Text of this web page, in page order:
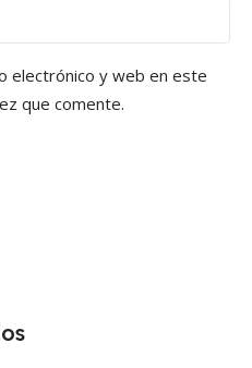
electrónico y web en este
que comente.